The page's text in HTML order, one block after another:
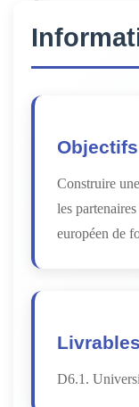
Objectifs
Construire
les
européen de
Livrables
D6.1.